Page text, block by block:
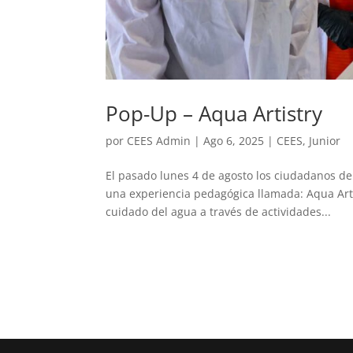
Pop-Up – Aqua Artistry
por CEES Admin |Ago 6, 2025 | CEES, Junior
El pasado lunes 4 de agosto los ciudadanos
una experiencia pedagógica llamada: Aqua
cuidado del agua a través de actividades...